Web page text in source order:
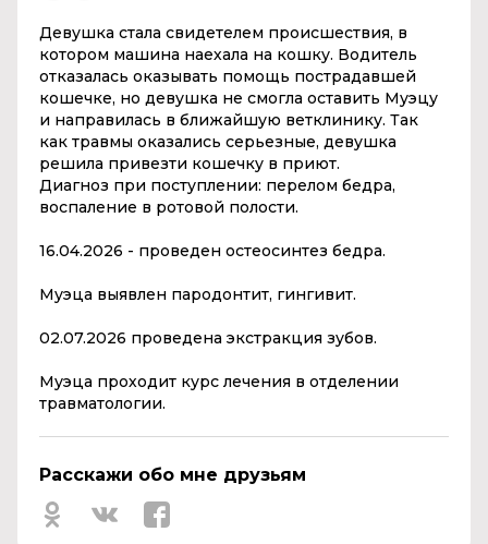
Девушка стала свидетелем происшествия, в
котором машина наехала на кошку. Водитель
отказалась оказывать помощь пострадавшей
кошечке, но девушка не смогла оставить Муэцу
и направилась в ближайшую ветклинику. Так
как травмы оказались серьезные, девушка
решила привезти кошечку в приют.
Диагноз при поступлении: перелом бедра,
воспаление в ротовой полости.
16.04.2026 - проведен остеосинтез бедра.
Муэца выявлен пародонтит, гингивит.
02.07.2026 проведена экстракция зубов.
Муэца проходит курс лечения в отделении
травматологии.
Расскажи обо мне друзьям